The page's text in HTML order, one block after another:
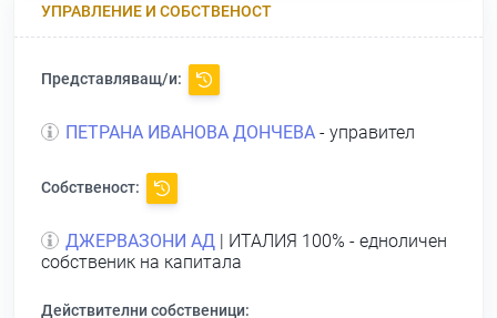
УПРАВЛЕНИЕ И СОБСТВЕНОСТ
Представляващ/и:
ПЕТРАНА ИВАНОВА ДОНЧЕВА - управител
Собственост:
ДЖЕРВАЗОНИ АД | ИТАЛИЯ 100% - едноличен
собственик на капитала
Действителни собственици: